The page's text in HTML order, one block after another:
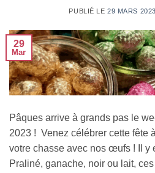
PUBLIÉ LE29 MARS 2023
29
Mar
Pâques arrive à grands pas le
2023 ! Venez célébrer cette fête
votre chasse avec nos œufs ! Il y
Praliné, ganache, noir ou lait,